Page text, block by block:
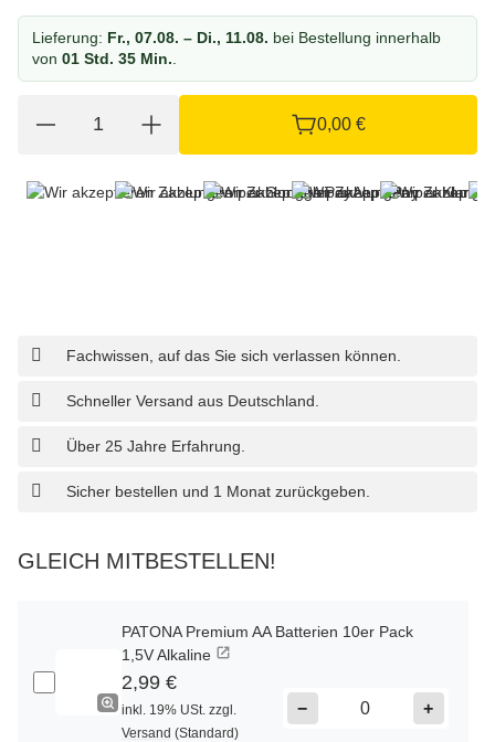
Lieferung: Fr., 07.08. – Di., 11.08. bei Bestellung innerhalb
von 01 Std. 35 Min.
0,00 €
Fachwissen, auf das Sie sich verlassen können.
Schneller Versand aus Deutschland.
Über 25 Jahre Erfahrung.
Sicher bestellen und 1 Monat zurückgeben.
GLEICH MITBESTELLEN!
PATONA Premium AA Batterien 10er Pack
1,5V Alkaline
2,99 €
inkl. 19% USt. zzgl.
Versand (Standard)
− +